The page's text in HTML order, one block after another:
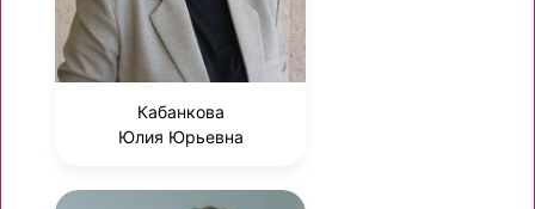
Кабанкова
Юлия Юрьевна